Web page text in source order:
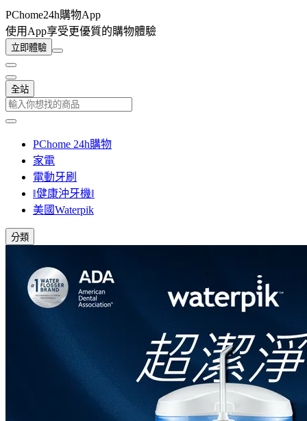
PChome24h購物App
使用App享受更優質的購物體驗
立即體驗
全站
PChome 24h購物
家電
電動牙刷
‖健康沖牙機‖
美國Waterpik
分類